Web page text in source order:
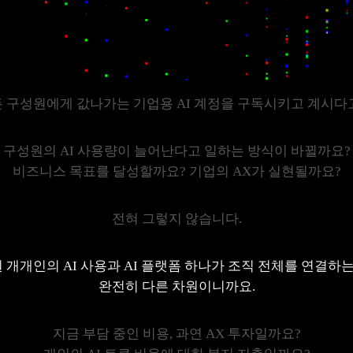
구성원에게 값나가는 기업용 AI 계정을 구독시키고 계시다
구성원의 AI 사용량이 늘어난다고 일하는 방식이 바뀔까요?
비즈니스 목표를 달성할까요? 기업의 AX가 실현될까요?
전혀 그렇지 않습니다.
개개인의 AI 사용과 AI 플랫폼 하나가 조직 전체를 연결하
완전히 다른 차원이니까요.
지금 부담 중인 비용, 과연 AX 투자일까요?